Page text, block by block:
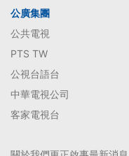
公廣集團
公共電視
PTS TW
公視台語台
中華電視公司
客家電視台